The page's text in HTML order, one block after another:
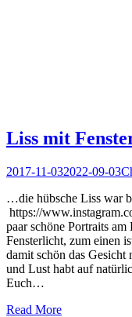
Liss mit
Posted
2017-11-032022-09-03
…die hübsche Liss war
https://
paar schöne Portraits
Fensterlicht, zum einen
damit schön das
und Lust habt auf
Euch…
Read More